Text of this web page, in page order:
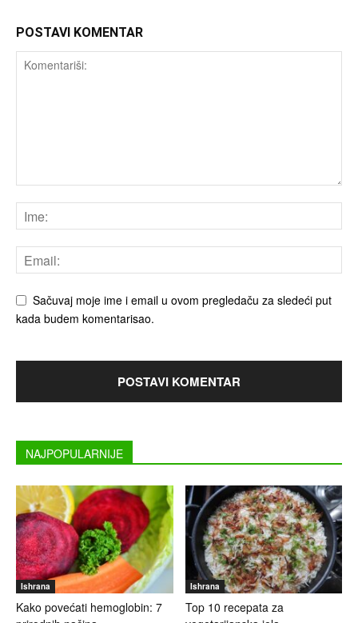
POSTAVI KOMENTAR
Sačuvaj moje ime i email u ovom pregledaču za sledeći put
kada budem komentarisao.
NAJPOPULARNIJE
Ishrana
Kako povećati hemoglobin: 7
Ishrana
Top 10 recepata za